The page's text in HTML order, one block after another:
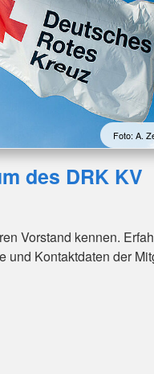
Foto: A.
des DRK KV
Vorstand kennen.
und Kontaktdaten der